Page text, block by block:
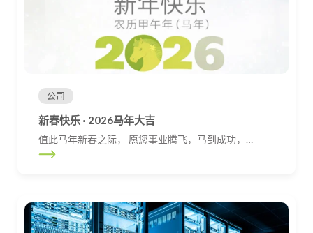
公司
新春快乐 · 2026马年大吉
值此马年新春之际， 愿您事业腾飞，马到成功，…